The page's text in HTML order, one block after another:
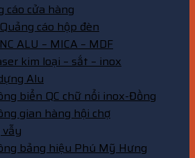
cáo cửa hàng
cáo hộp đèn
ALU – MICA – MDF
kim loại – sắt – inox
Alu
biển QC chữ nổi inox-Đồng
gian hàng hội chợ
bảng hiệu Phú Mỹ Hưng